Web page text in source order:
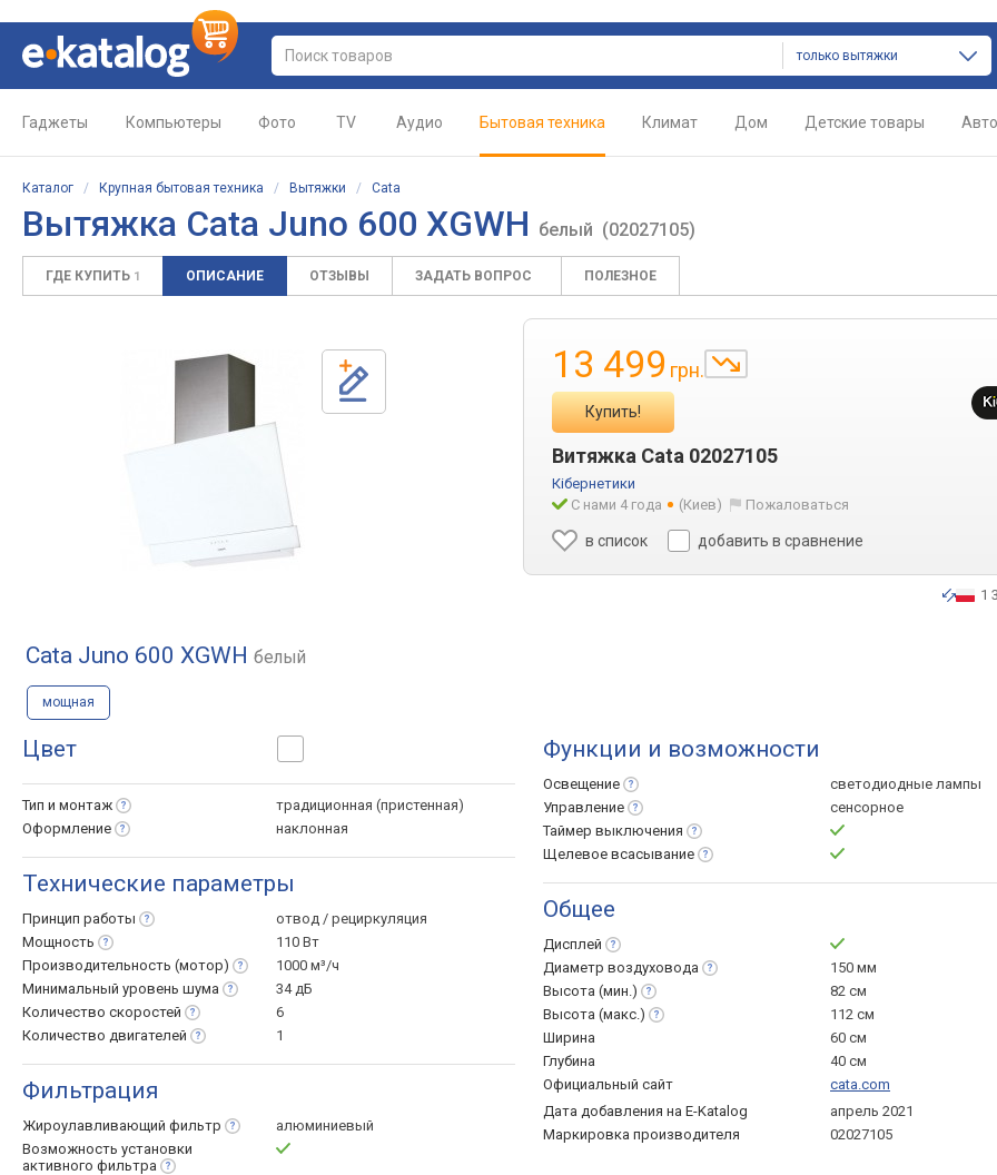
только вытяжки
Гаджеты Компьютеры Фото TV Аудио Бытовая техника Климат Дом Детские товары Авто
Каталог / Крупная бытовая техника / Вытяжки / Cata
Вытяжка Cata Juno 600 XGWH белый (02027105)
ГДЕ КУПИТЬ 1 ОПИСАНИЕ ОТЗЫВЫ ЗАДАТЬ ВОПРОС ПОЛЕЗНОЕ
13 499 грн.
Купить!
Витяжка Cata 02027105
Кібернетики
С нами 4 года
(Киев) Пожаловаться
в список добавить в сравнение
1
Cata Juno 600 XGWH белый
мощная
Цвет
Тип и монтаж
традиционная (пристенная)
Оформление
наклонная
Технические параметры
Принцип работы
отвод / рециркуляция
Мощность
110 Вт
Производительность (мотор)
1000 м³/ч
Минимальный уровень шума
34 дБ
Количество скоростей
6
Количество двигателей 1
Фильтрация
Жироулавливающий фильтр
алюминиевый
Возможность установки
активного фильтра
Функции и возможности
Освещение
светодиодные лампы
Управление
сенсорное
Таймер выключения
Щелевое всасывание
Общее
Дисплей
Диаметр воздуховода
150 мм
Высота (мин.)
82 см
Высота (макс.)
112 см
Ширина
60 см
Глубина
40 см
Официальный сайт
cata.com
Дата добавления на E-Katalog
апрель 2021
Маркировка производителя
02027105